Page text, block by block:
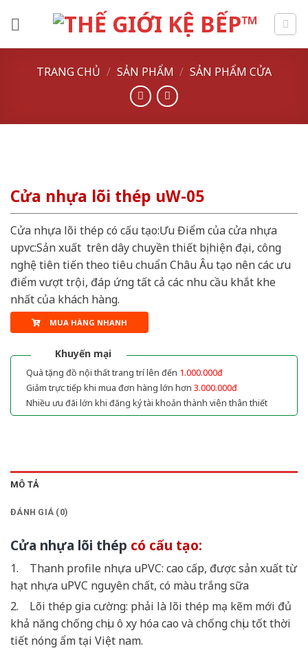
TRANG CHỦ / SẢN PHẨM / SẢN PHẨM CỬA
Cửa nhựa lõi thép uW-05
Cửa nhựa lõi thép có cấu tạo:Ưu Điểm của cửa nhựa
upvc:Sản xuất trên dây chuyền thiết bị hiện đại, công
nghệ tiên tiến theo tiêu chuẩn Châu Âu tạo nên các ưu
điểm vượt trội, đáp ứng tất cả các nhu cầu khắt khe
nhất của khách hàng.
MUA HÀNG NHANH
Khuyến mại
Quà tặng đồ nội thất trang trí lên đến 1.000.000đ
Giảm trực tiếp khi mua đơn hàng lớn hơn 3.000.000đ
Nhiều ưu đãi lớn khi đăng ký tài khoản thành viên thân thiết
MÔ TẢ
ĐÁNH GIÁ (0)
Cửa nhựa lõi thép có cấu tạo:
1. Thanh profile nhựa uPVC: cao cấp, được sản xuất từ
hạt nhựa uPVC nguyên chất, có màu trắng sữa
2. Lõi thép gia cường: phải là lõi thép mạ kẽm mới đủ
khả năng chống chịu ô xy hóa cao và chống chịu tốt thời
tiết nóng ẩm tại Việt nam.